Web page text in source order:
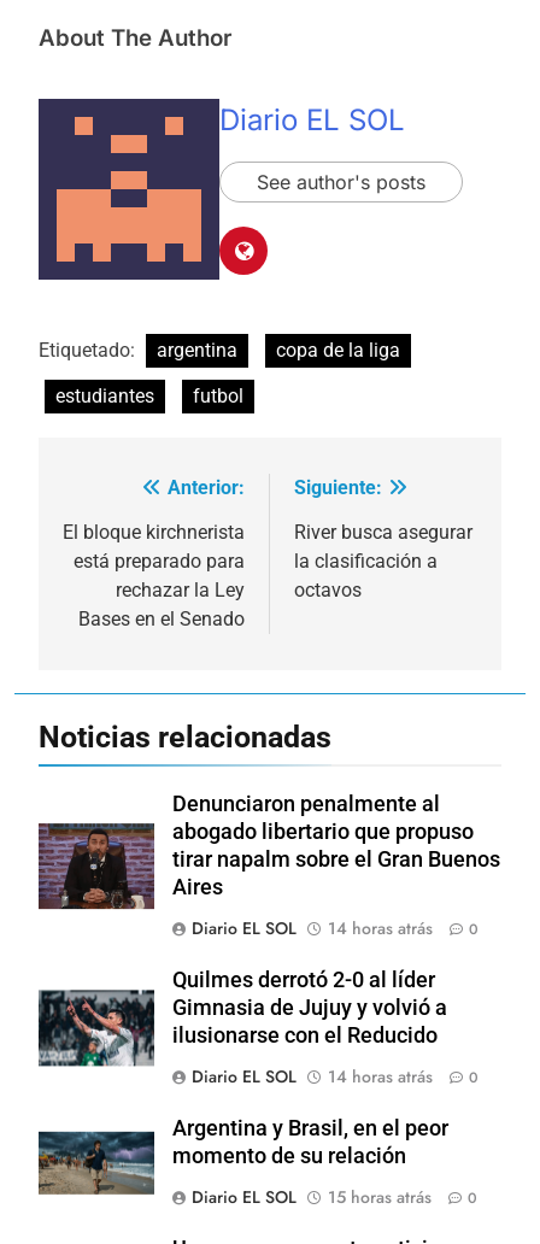
About The Author
Diario EL SOL
See author's posts
Etiquetado: argentina
copa de la liga
estudiantes
futbol
Navegación
de
entradas
Anterior:
El bloque kirchnerista
está preparado para
rechazar la Ley
Bases en el Senado
Siguiente:
River busca asegurar
la clasificación a
octavos
Noticias relacionadas
Denunciaron penalmente al
abogado libertario que propuso
tirar napalm sobre el Gran Buenos
Aires
Diario EL SOL
14 horas atrás 0
Quilmes derrotó 2-0 al líder
Gimnasia de Jujuy y volvió a
ilusionarse con el Reducido
Diario EL SOL
14 horas atrás 0
Argentina y Brasil, en el peor
momento de su relación
Diario EL SOL
15 horas atrás 0